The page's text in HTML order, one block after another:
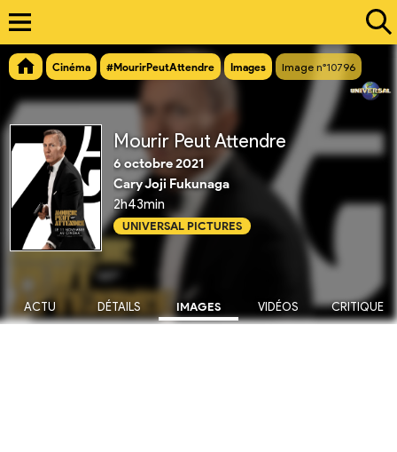
Cinéma #MourirPeutAttendre Images Image n°10796
Mourir Peut Attendre
6 octobre 2021
Cary Joji Fukunaga
2h43min
UNIVERSAL PICTURES
ACTU DÉTAILS IMAGES VIDÉOS CRITIQUE